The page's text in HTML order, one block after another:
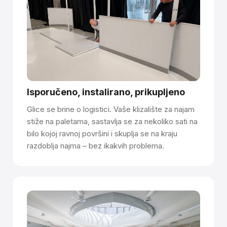
Imate pitanja o tome kako sintetički led
funkcionira? Razgovarajte s našim timom →
Isporučeno, instalirano, prikupljeno
Glice se brine o logistici. Vaše klizalište za najam
stiže na paletama, sastavlja se za nekoliko sati na
bilo kojoj ravnoj površini i skuplja se na kraju
razdoblja najma – bez ikakvih problema.